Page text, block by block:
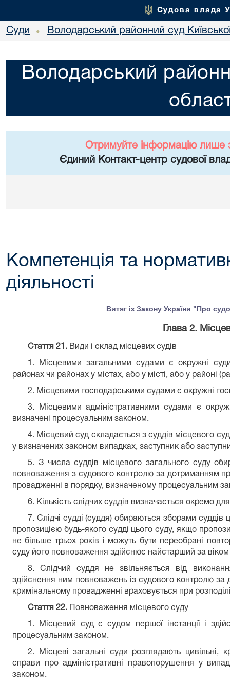
Судова влада
Суди • Володарський районний суд
Володарський
Отримуйте інформацію лише
Єдиний Контакт-центр судової
Компетенція та
діяльності
Витяг із Закону України "Про
Глава 2.
Стаття 21. Види і склад місцевих судів
1. Місцевими загальними судами є окружні
районах чи районах у містах, або у місті, або у районі
2. Місцевими господарськими судами є окружні
3. Місцевими адміністративними судами є
визначені процесуальним законом.
4. Місцевий суд складається з суддів місцевого
у визначених законом випадках, заступник або
5. З числа суддів місцевого загального суду
повноваження з судового контролю за дотриманням
провадженні в порядку, визначеному процесуальним
6. Кількість слідчих суддів визначається окремо
7. Слідчі судді (суддя) обираються зборами
пропозицією будь-якого судді цього суду, якщо
не більше трьох років і можуть бути переобрані
суду його повноваження здійснює найстарший за віком
8. Слідчий суддя не звільняється від
здійснення ним повноважень із судового контролю за
кримінальному провадженні враховується при
Стаття 22. Повноваження місцевого суду
1. Місцевий суд є судом першої інстанції і
процесуальним законом.
2. Місцеві загальні суди розглядають цивільні,
справи про адміністративні правопорушення у
законом.